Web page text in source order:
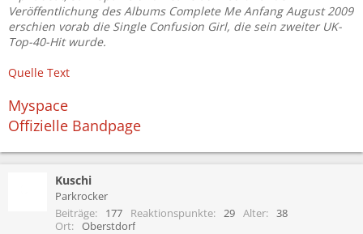
Veröffentlichung des Albums Complete Me Anfang August 2009
erschien vorab die Single Confusion Girl, die sein zweiter UK-
Top-40-Hit wurde.
Quelle Text
Myspace
Offizielle Bandpage
Kuschi
Parkrocker
Beiträge
177 Reaktionspunkte 29 Alter
38
Ort
Oberstdorf